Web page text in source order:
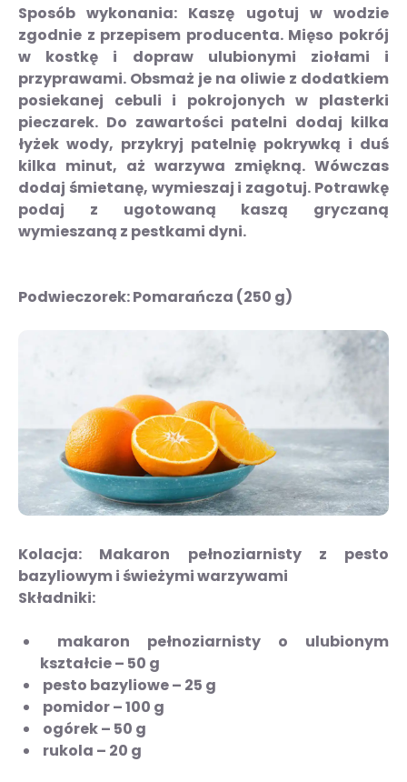
Sposób wykonania: Kaszę ugotuj w wodzie
zgodnie z przepisem producenta. Mięso pokrój
w kostkę i dopraw ulubionymi ziołami i
przyprawami. Obsmaż je na oliwie z dodatkiem
posiekanej cebuli i pokrojonych w plasterki
pieczarek. Do zawartości patelni dodaj kilka
łyżek wody, przykryj patelnię pokrywką i duś
kilka minut, aż warzywa zmiękną. Wówczas
dodaj śmietanę, wymieszaj i zagotuj. Potrawkę
podaj z ugotowaną kaszą gryczaną
wymieszaną z pestkami dyni.
Podwieczorek:Pomarańcza (250 g)
Kolacja: Makaron pełnoziarnisty z pesto
bazyliowym i świeżymi warzywami
Składniki:
makaron pełnoziarnisty o ulubionym
kształcie – 50 g
pesto bazyliowe – 25 g
pomidor – 100 g
ogórek – 50 g
rukola – 20 g